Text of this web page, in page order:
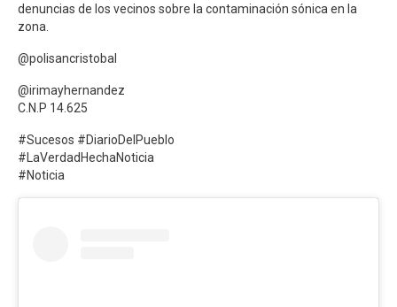
denuncias de los vecinos sobre la contaminación sónica en la
zona.
@polisancristobal
@irimayhernandez
C.N.P 14.625
#Sucesos #DiarioDelPueblo
#LaVerdadHechaNoticia
#Noticia